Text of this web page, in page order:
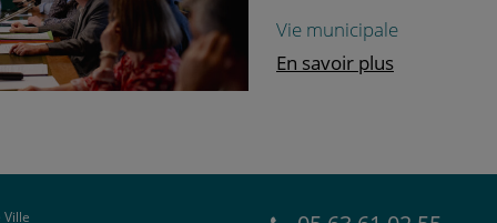
Vie municipale
En savoir plus
Ville